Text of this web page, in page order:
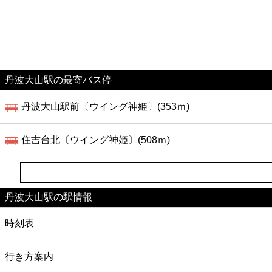
カフェ
ショッピング
銀行
病院
ホテル
丹波大山駅の最寄バス停
丹波大山駅前〔ウイング神姫〕(353ｍ)
住吉台北〔ウイング神姫〕(508ｍ)
丹波大山駅の駅情報
時刻表
行き方案内